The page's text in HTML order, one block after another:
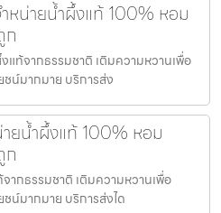
หน่ายน้ำผึ้งแท้ 100% หอม
ก
ท้จากธรรมชาติ เติมความหวานเพื่อ
น์มากมาย บริการส่ง
ยน้ำผึ้งแท้ 100% หอม
ก
กธรรมชาติ เติมความหวานเพื่อ
น์มากมาย บริการส่งได